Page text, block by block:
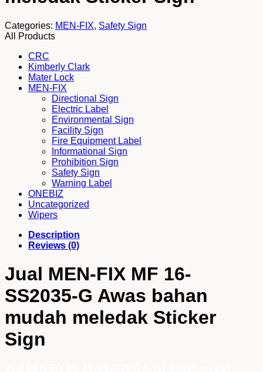
Categories: MEN-FIX, Safety Sign
All Products
CRC
Kimberly Clark
Mater Lock
MEN-FIX
Directional Sign
Electric Label
Environmental Sign
Facility Sign
Fire Equipment Label
Informational Sign
Prohibition Sign
Safety Sign
Warning Label
ONEBIZ
Uncategorized
Wipers
Description
Reviews (0)
Jual MEN-FIX MF 16-
SS2035-G Awas bahan
mudah meledak Sticker
Sign